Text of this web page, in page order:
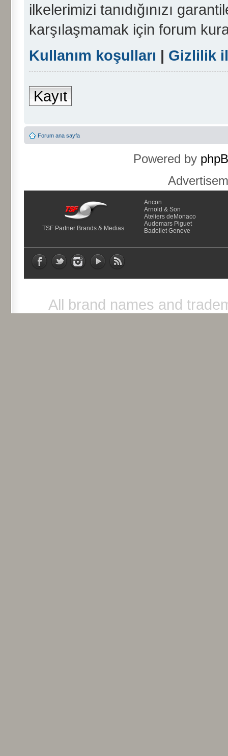
ilkelerimizi tanıdığınızı
karşılaşmamak için forum
Kullanım koşulları | Gizlilik
Kayıt
Forum ana sayfa
Powered by
TSF Partner Brands & Medias
Ancon
Arnold & Son
Ateliers deMonaco
Audemars Piguet
Badollet Geneve
All brand names and